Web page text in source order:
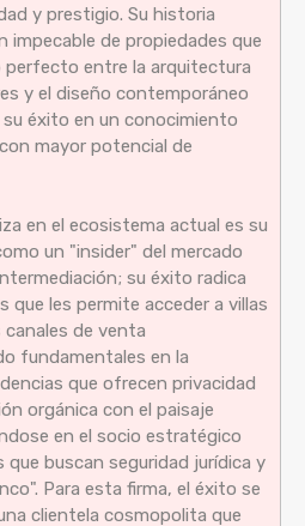
y prestigio. Su historia
impecable de propiedades que
perfecto entre la arquitectura
y el diseño contemporáneo
éxito en un conocimiento
mayor potencial de
en el ecosistema actual es su
un "insider" del mercado
su éxito radica
que les permite acceder a villas
canales de venta
fundamentales en la
que ofrecen privacidad
orgánica con el paisaje
en el socio estratégico
que buscan seguridad jurídica y
Para esta firma, el éxito se
clientela cosmopolita que